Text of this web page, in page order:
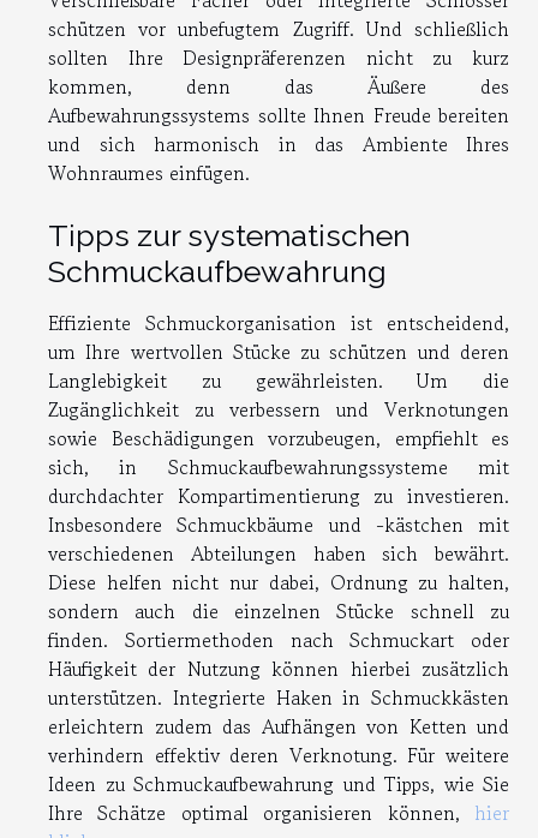
schützen vor unbefugtem Zugriff. Und schließlich
sollten Ihre Designpräferenzen nicht zu kurz
kommen, denn das Äußere des
Aufbewahrungssystems sollte Ihnen Freude bereiten
und sich harmonisch in das Ambiente Ihres
Wohnraumes einfügen.
Tipps zur systematischen
Schmuckaufbewahrung
Effiziente Schmuckorganisation ist entscheidend,
um Ihre wertvollen Stücke zu schützen und deren
Langlebigkeit zu gewährleisten. Um die
Zugänglichkeit zu verbessern und Verknotungen
sowie Beschädigungen vorzubeugen, empfiehlt es
sich, in Schmuckaufbewahrungssysteme mit
durchdachter Kompartimentierung zu investieren.
Insbesondere Schmuckbäume und -kästchen mit
verschiedenen Abteilungen haben sich bewährt.
Diese helfen nicht nur dabei, Ordnung zu halten,
sondern auch die einzelnen Stücke schnell zu
finden. Sortiermethoden nach Schmuckart oder
Häufigkeit der Nutzung können hierbei zusätzlich
unterstützen. Integrierte Haken in Schmuckkästen
erleichtern zudem das Aufhängen von Ketten und
verhindern effektiv deren Verknotung. Für weitere
Ideen zu Schmuckaufbewahrung und Tipps, wie Sie
Ihre Schätze optimal organisieren können, hier